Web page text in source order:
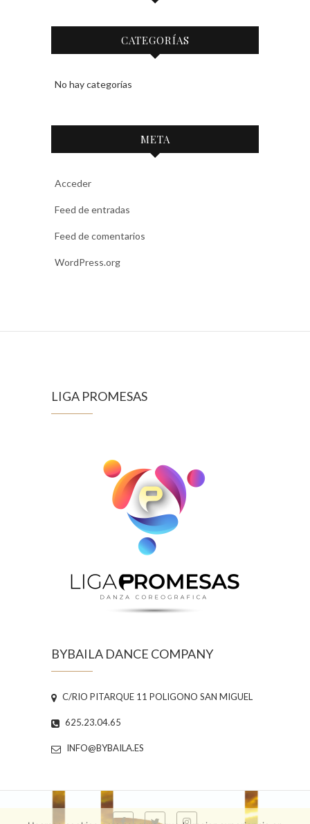
CATEGORÍAS
No hay categorías
META
Acceder
Feed de entradas
Feed de comentarios
WordPress.org
LIGA PROMESAS
BYBAILA DANCE COMPANY
C/RIO PITARQUE 11 POLIGONO SAN MIGUEL
625.23.04.65
INFO@BYBAILA.ES